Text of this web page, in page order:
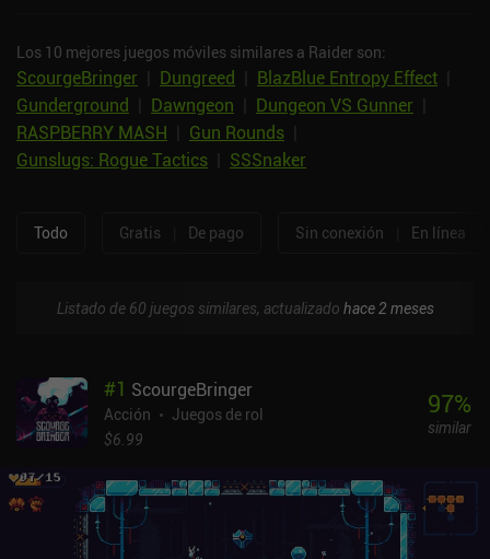
Los 10 mejores juegos móviles similares a Raider son:
ScourgeBringer Dungreed BlazBlue Entropy Effect
Gunderground
Dawngeon Dungeon VS Gunner
RASPBERRY MASH
Gun Rounds
Gunslugs: Rogue Tactics
SSSnaker
Todo Gratis De pago Sin conexión En línea
Listado de 60 juegos similares, actualizado hace 2 meses
#1 ScourgeBringer
Acción
Juegos de rol
$6.99
97%
similar